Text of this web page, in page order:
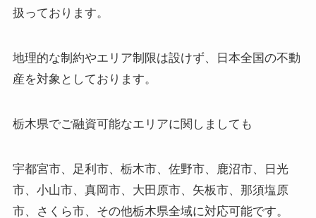
扱っております。
地理的な制約やエリア制限は設けず、日本全国の不動
産を対象としております。
栃木県でご融資可能なエリアに関しましても
宇都宮市、足利市、栃木市、佐野市、鹿沼市、日光
市、小山市、真岡市、大田原市、矢板市、那須塩原
市、さくら市、その他栃木県全域に対応可能です。